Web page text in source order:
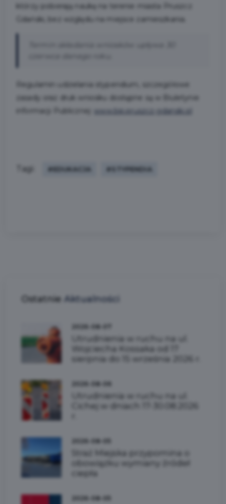
którzy pobierają naukę na terenie miasta Pruszcz
Gdański, bez względu na miejsce zamieszkania.
Regulamin udzielania stypendium, szczegółowe
zasady oraz druk wniosku dostępne są w Biuletynie
informacji Publicznej:
www.bip.pruszcz-gdanski.pl
Tagi: #EDUKACJA #STYPENDIA
Ostatnie Aktualności
2026-08-07
Utrudnienia w ruchu na ul.
Wojciecha Kossaka od 17
sierpnia do 15 września 2026 r.
2026-08-06
Utrudnienia w ruchu na ul.
Cichej w dniach 17-30.08.2026
2026-08-05
Straż Miejska przypomina o
obowiązku wymiany źródeł
ciepła
2026-08-05